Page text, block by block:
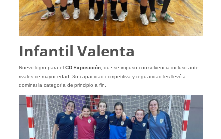
Infantil Valenta
Nuevo logro para elCD Exposición, que se impuso con solvencia incluso ante
rivales de mayor edad. Su capacidad competitiva y regularidad les llevó a
dominar la categoría de principio a fin.